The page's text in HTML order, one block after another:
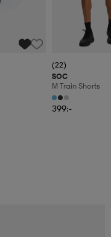
(22)
SOC
M Train Shorts
399:-